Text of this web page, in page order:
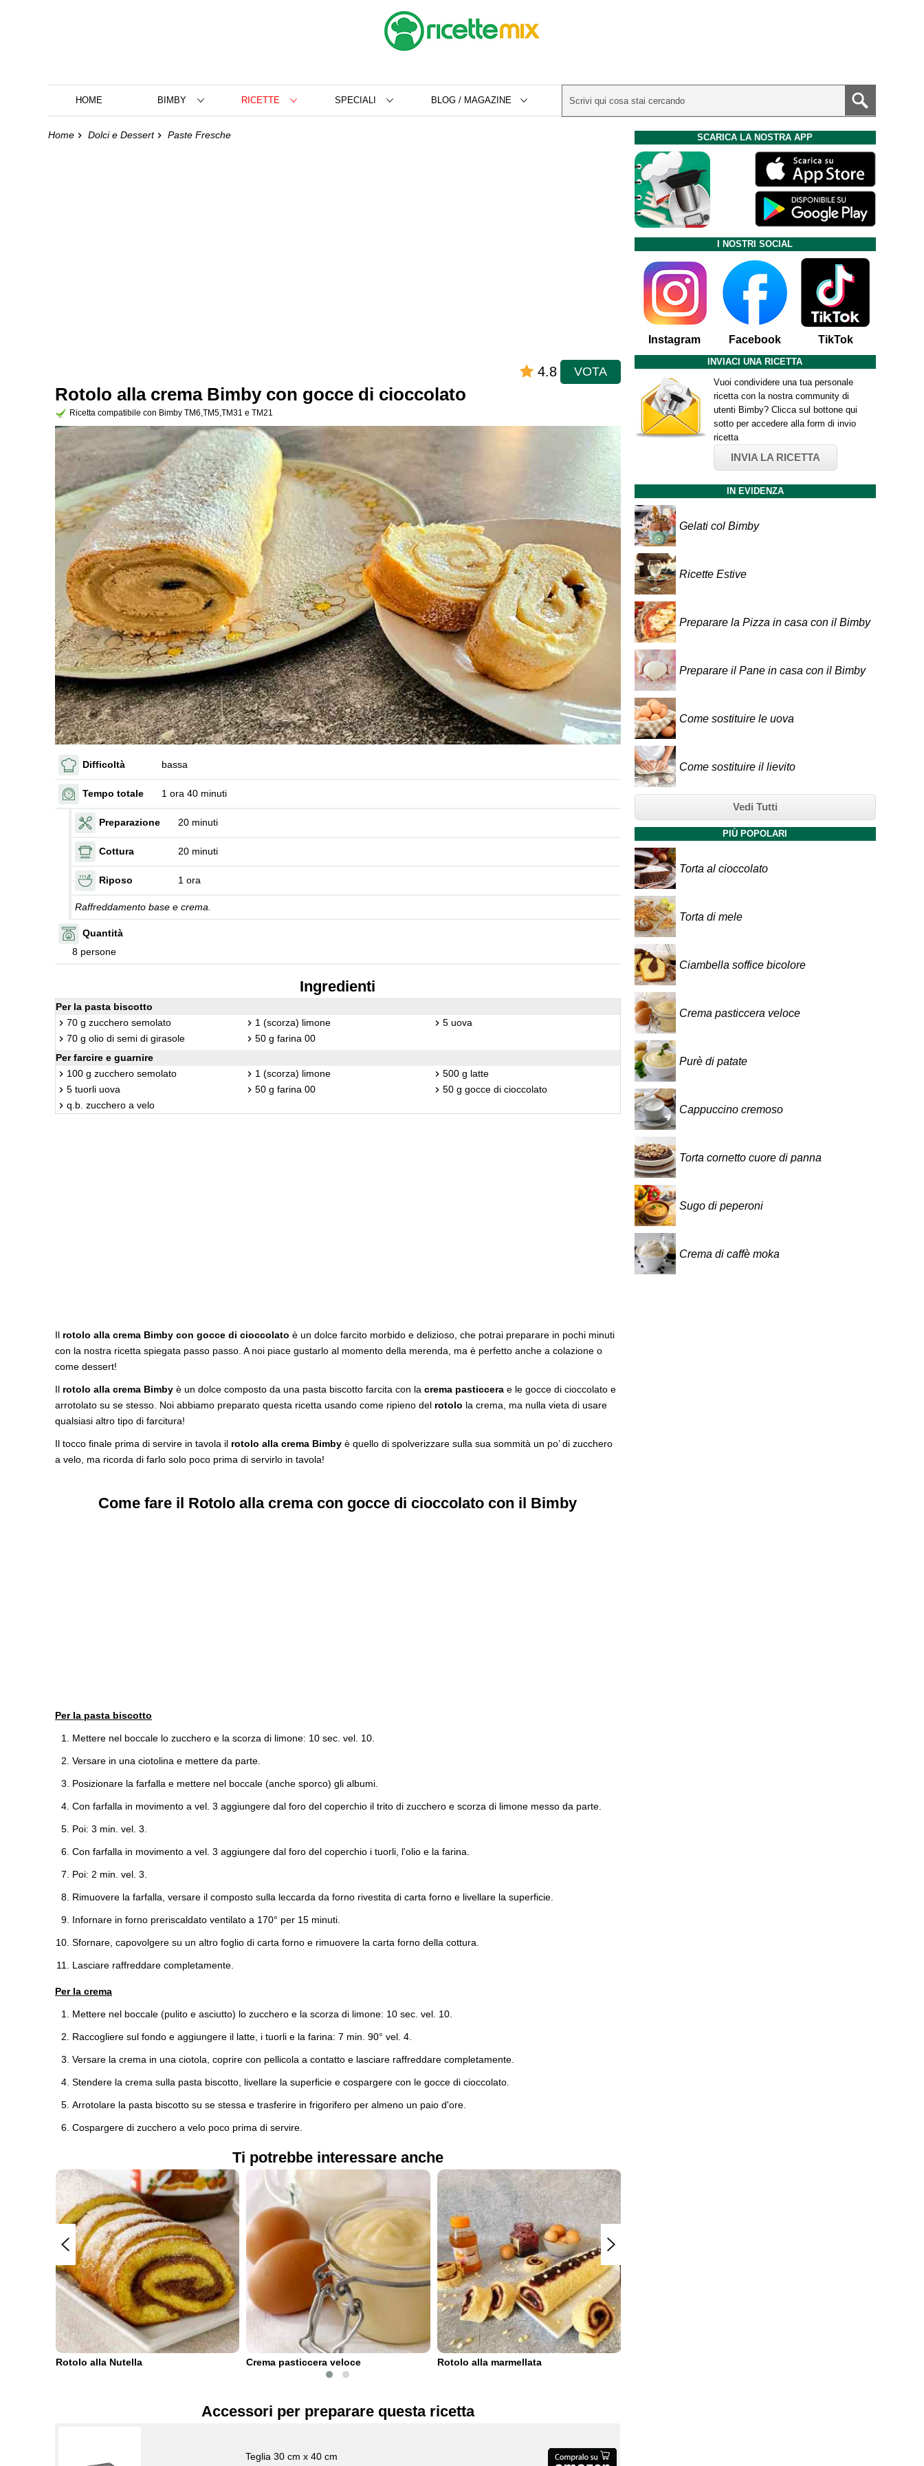
HOME BIMBY RICETTE SPECIALI BLOG / MAGAZINE
Home Dolci e Dessert Paste Fresche
4.8 VOTA
Rotolo alla crema Bimby con gocce di cioccolato
Ricetta compatibile con Bimby TM6,TM5,TM31 e TM21
Difficoltà bassa
Tempo totale 1 ora 40 minuti
Preparazione 20 minuti
Cottura 20 minuti
Riposo 1 ora
Raffreddamento base e crema.
Quantità
8 persone
Ingredienti
Per la pasta biscotto
70 g zucchero semolato
1 (scorza) limone
5 uova
70 g olio di semi di girasole
50 g farina 00
Per farcire e guarnire
100 g zucchero semolato
1 (scorza) limone
500 g latte
5 tuorli uova
50 g farina 00
50 g gocce di cioccolato
q.b. zucchero a velo
Il rotolo alla crema Bimby con gocce di cioccolato è un dolce farcito morbido e delizioso, che potrai preparare in pochi minuti
con la nostra ricetta spiegata passo passo. A noi piace gustarlo al momento della merenda, ma è perfetto anche a colazione o
come dessert!
Il rotolo alla crema Bimby è un dolce composto da una pasta biscotto farcita con la crema pasticcera e le gocce di cioccolato e
arrotolato su se stesso. Noi abbiamo preparato questa ricetta usando come ripieno del rotolo la crema, ma nulla vieta di usare
qualsiasi altro tipo di farcitura!
Il tocco finale prima di servire in tavola il rotolo alla crema Bimby è quello di spolverizzare sulla sua sommità un po’ di zucchero
a velo, ma ricorda di farlo solo poco prima di servirlo in tavola!
Come fare il Rotolo alla crema con gocce di cioccolato con il Bimby
Per la pasta biscotto
Mettere nel boccale lo zucchero e la scorza di limone: 10 sec. vel. 10.
Versare in una ciotolina e mettere da parte.
Posizionare la farfalla e mettere nel boccale (anche sporco) gli albumi.
Con farfalla in movimento a vel. 3 aggiungere dal foro del coperchio il trito di zucchero e scorza di limone messo da parte.
Poi: 3 min. vel. 3.
Con farfalla in movimento a vel. 3 aggiungere dal foro del coperchio i tuorli, l'olio e la farina.
Poi: 2 min. vel. 3.
Rimuovere la farfalla, versare il composto sulla leccarda da forno rivestita di carta forno e livellare la superficie.
Infornare in forno preriscaldato ventilato a 170° per 15 minuti.
Sfornare, capovolgere su un altro foglio di carta forno e rimuovere la carta forno della cottura.
Lasciare raffreddare completamente.
Per la crema
Mettere nel boccale (pulito e asciutto) lo zucchero e la scorza di limone: 10 sec. vel. 10.
Raccogliere sul fondo e aggiungere il latte, i tuorli e la farina: 7 min. 90° vel. 4.
Versare la crema in una ciotola, coprire con pellicola a contatto e lasciare raffreddare completamente.
Stendere la crema sulla pasta biscotto, livellare la superficie e cospargere con le gocce di cioccolato.
Arrotolare la pasta biscotto su se stessa e trasferire in frigorifero per almeno un paio d'ore.
Cospargere di zucchero a velo poco prima di servire.
Ti potrebbe interessare anche
Rotolo alla Nutella Crema pasticcera veloce Rotolo alla marmellata
Accessori per preparare questa ricetta
Teglia 30 cm x 40 cm
SCARICA LA NOSTRA APP
I NOSTRI SOCIAL
Instagram Facebook TikTok
INVIACI UNA RICETTA
Vuoi condividere una tua personale
ricetta con la nostra community di
utenti Bimby? Clicca sul bottone qui
sotto per accedere alla form di invio
ricetta
INVIA LA RICETTA
IN EVIDENZA
Gelati col Bimby
Ricette Estive
Preparare la Pizza in casa con il Bimby
Preparare il Pane in casa con il Bimby
Come sostituire le uova
Come sostituire il lievito
Vedi Tutti
PIÙ POPOLARI
Torta al cioccolato
Torta di mele
Ciambella soffice bicolore
Crema pasticcera veloce
Purè di patate
Cappuccino cremoso
Torta cornetto cuore di panna
Sugo di peperoni
Crema di caffè moka